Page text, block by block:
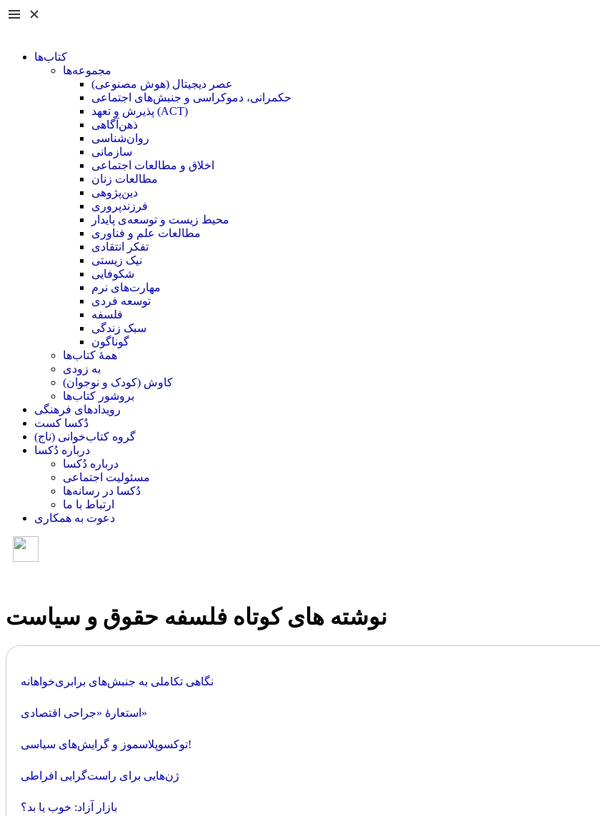
کتاب‌ها
مجموعه‌ها
عصر دیجیتال (هوش مصنوعی)
حکمرانی، دموکراسی و جنبش‌های اجتماعی
پذیرش و تعهد (ACT)
ذهن‌آگاهی
روان‌شناسی
سازمانی
اخلاق و مطالعات اجتماعی
مطالعات زنان
دین‌پژوهی
فرزند‌پروری
محیط زیست و توسعه‌ی پایدار
مطالعات علم و فناوری
تفکر انتقادی
نیک زیستی
شکوفایی
مهارت‌های نرم
توسعه فردی
فلسفه
سبک زندگی
گوناگون
همۀ کتاب‌ها
به زودی
کاوش (کودک و ‌نوجوان)
بروشور کتاب‌ها
رویدادهای فرهنگی
دُکسا کست
گروه کتاب‌خوانی (ناج)
درباره دُکسا
درباره دُکسا
مسئولیت اجتماعی
دُکسا در رسانه‌ها
ارتباط با ما
دعوت به همکاری
نوشته های کوتاه فلسفه حقوق و سیاست
نگاهی تکاملی به جنبش‌های برابری‌خواهانه
استعارۀ «جراحی اقتصادی»
توکسوپلاسموز و گرایش‌های سیاسی!
ژن‌هایی برای راست‌گرایی افراطی
بازار آزاد: خوب یا بد؟